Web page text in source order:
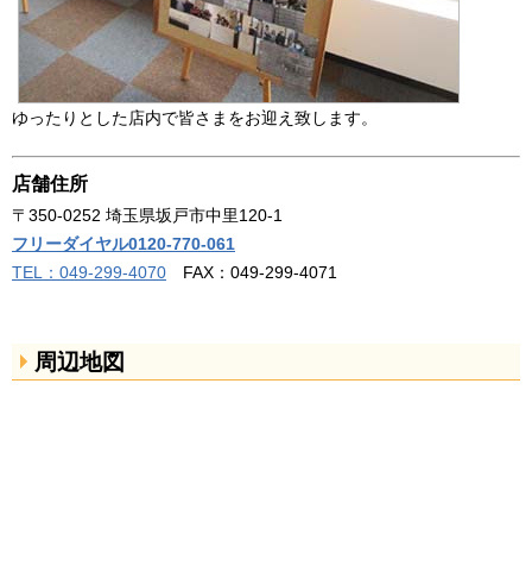
ゆったりとした店内で皆さまをお迎え致します。
店舗住所
〒350-0252 埼玉県坂戸市中里120-1
フリーダイヤル0120-770-061
TEL：049-299-4070 FAX：049-299-4071
周辺地図